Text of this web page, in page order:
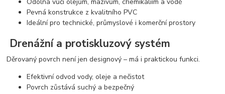
Pevná konstrukce z kvalitního PVC
Ideální pro technické, průmyslové i komerční prostory
Drenážní a protiskluzový systém
Děrovaný povrch není jen designový – má i praktickou funkci.
Efektivní odvod vody, oleje a nečistot
Povrch zůstává suchý a bezpečný